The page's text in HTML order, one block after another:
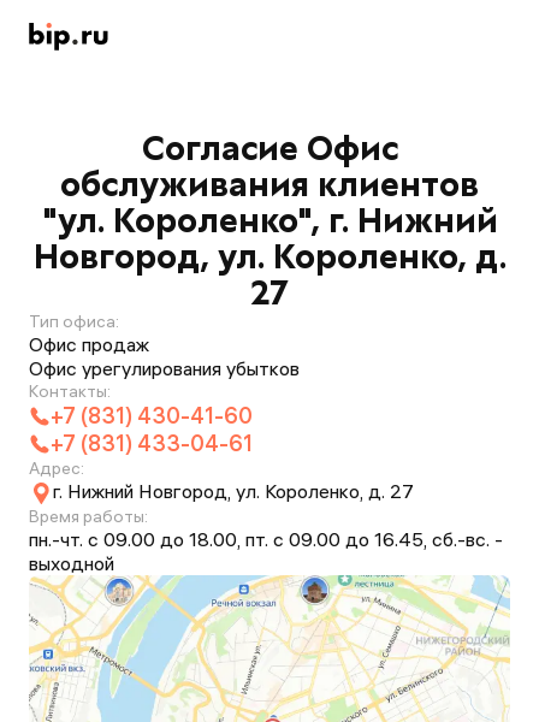
Согласие Офис
обслуживания клиентов
"ул. Короленко", г. Нижний
Новгород, ул. Короленко, д.
27
Тип офиса:
Офис продаж
Офис урегулирования убытков
Контакты:
+7 (831) 430-41-60
+7 (831) 433-04-61
Адрес:
г. Нижний Новгород, ул. Короленко, д. 27
Время работы:
пн.-чт. с 09.00 до 18.00, пт. с 09.00 до 16.45, сб.-вс. -
выходной